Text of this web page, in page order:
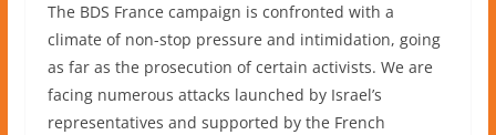
The BDS France campaign is confronted with a
climate of non-stop pressure and intimidation, going
as far as the prosecution of certain activists. We are
facing numerous attacks launched by Israel’s
representatives and supported by the French